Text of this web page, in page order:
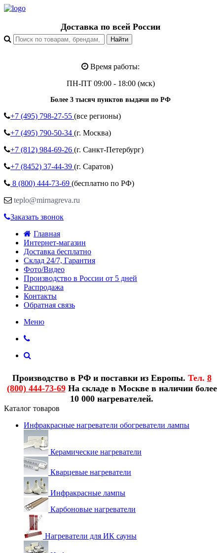
Доставка по всей России
Время работы:
ПН-ПТ 09:00 - 18:00 (мск)
Более 3 тысяч пунктов выдачи по РФ
+7 (495) 798-27-55 (все регионы)
+7 (495) 790-50-34 (г. Москва)
+7 (812) 984-69-26 (г. Санкт-Петербург)
+7 (8452) 37-44-39 (г. Саратов)
8 (800) 444-73-69 (бесплатно по РФ)
teplo@mirnagreva.ru
Заказать звонок
Главная
Интернет-магазин
Доставка бесплатно
Склад 24/7, Гарантия
Фото/Видео
Производство в России от 5 дней
Распродажа
Контакты
Обратная связь
Меню
Производство в РФ и поставки из Европы. Тел. 8
(800) 444-73-69На складе в Москве в наличии более
10 000 нагревателей.
Каталог товаров
Инфракрасные нагреватели обогреватели лампы
Керамические нагреватели
Кварцевые нагреватели
Инфракрасные лампы
Карбоновые нагреватели
Нагреватели для ИК сауны